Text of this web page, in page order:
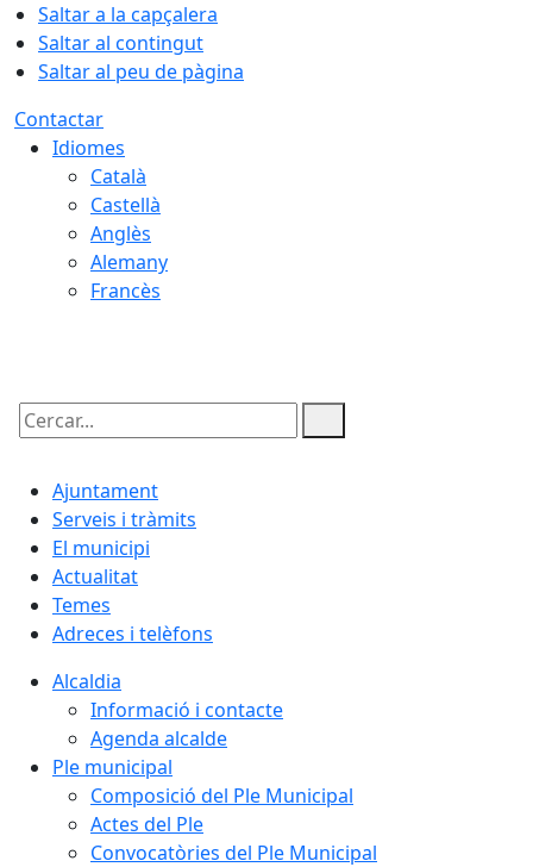
Saltar a la capçalera
Saltar al contingut
Saltar al peu de pàgina
Contactar
Idiomes
Català
Castellà
Anglès
Alemany
Francès
Cercar:
Ajuntament
Serveis i tràmits
El municipi
Actualitat
Temes
Adreces i telèfons
Alcaldia
Informació i contacte
Agenda alcalde
Ple municipal
Composició del Ple Municipal
Actes del Ple
Convocatòries del Ple Municipal